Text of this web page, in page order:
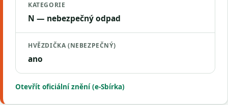
KATEGORIE
N — nebezpečný odpad
HVĚZDIČKA (NEBEZPEČNÝ)
ano
Otevřít oficiální znění (e-Sbírka)